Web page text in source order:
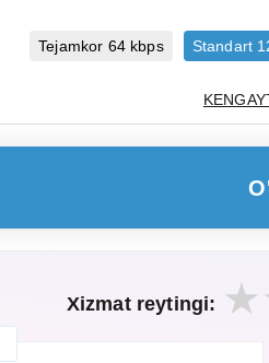
Tejamkor 64 kbps Standart
Xizmat reytingi: